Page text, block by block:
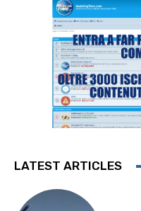
LATEST ARTICLES